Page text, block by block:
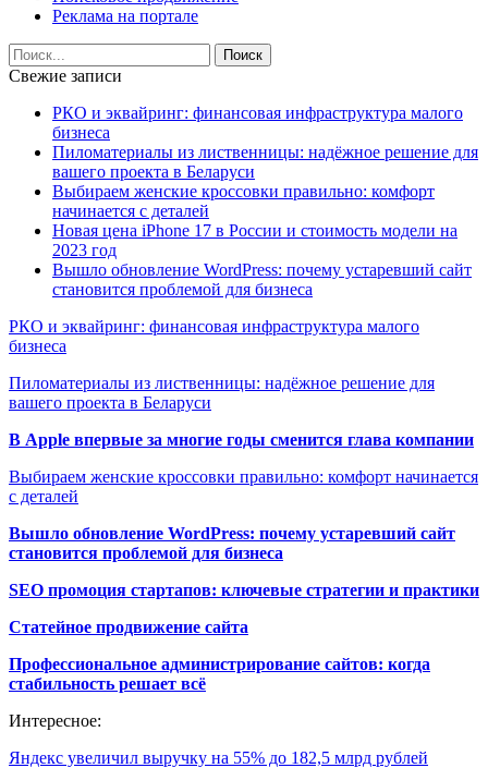
Реклама на портале
Свежие записи
РКО и эквайринг: финансовая инфраструктура малого
бизнеса
Пиломатериалы из лиственницы: надёжное решение для
вашего проекта в Беларуси
Выбираем женские кроссовки правильно: комфорт
начинается с деталей
Новая цена iPhone 17 в России и стоимость модели на
2023 год
Вышло обновление WordPress: почему устаревший сайт
становится проблемой для бизнеса
РКО и эквайринг: финансовая инфраструктура малого
бизнеса
Пиломатериалы из лиственницы: надёжное решение для
вашего проекта в Беларуси
В Apple впервые за многие годы сменится глава компании
Выбираем женские кроссовки правильно: комфорт начинается
с деталей
Вышло обновление WordPress: почему устаревший сайт
становится проблемой для бизнеса
SEO промоция стартапов: ключевые стратегии и практики
Статейное продвижение сайта
Профессиональное администрирование сайтов: когда
стабильность решает всё
Интересное:
Яндекс увеличил выручку на 55% до 182,5 млрд рублей